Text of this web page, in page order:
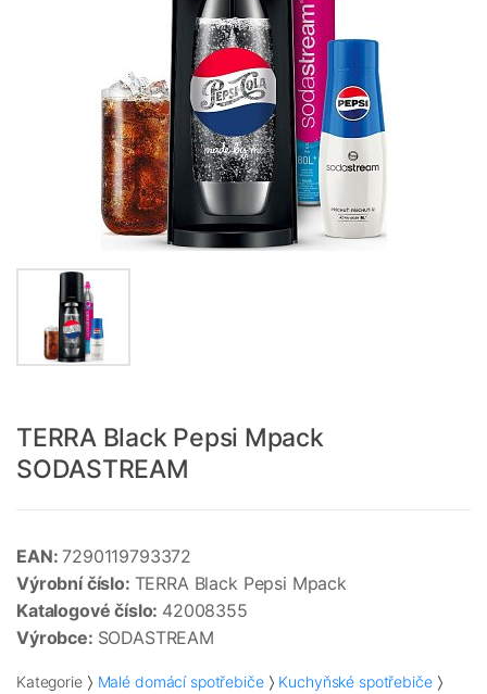
TERRA Black Pepsi Mpack
SODASTREAM
EAN: 7290119793372
Výrobní číslo: TERRA Black Pepsi Mpack
Katalogové číslo: 42008355
Výrobce: SODASTREAM
Kategorie Malé domácí spotřebiče
Kuchyňské spotřebiče